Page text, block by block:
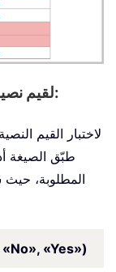
الحالة 2: دالة IF لقيم نصية مع حساسية الحالة:
لاختبار القيم
المطلوبة،
«Yes»)